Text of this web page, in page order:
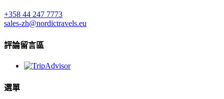
+358 44 247 7773
sales-zh@nordictravels.eu
評論留言區
選單